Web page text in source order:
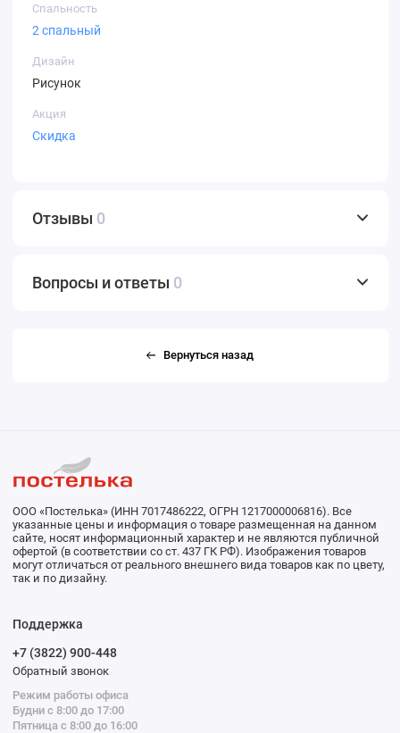
Спальность
2 спальный
Дизайн
Рисунок
Акция
Скидка
Отзывы 0
Вопросы и ответы 0
Вернуться назад
ООО «Постелька» (ИНН 7017486222, ОГРН 1217000006816). Все
указанные цены и информация о товаре размещенная на данном
сайте, носят информационный характер и не являются публичной
офертой (в соответствии со ст. 437 ГК РФ). Изображения товаров
могут отличаться от реального внешнего вида товаров как по цвету,
так и по дизайну.
Поддержка
+7 (3822) 900-448
Обратный звонок
Режим работы офиса
Будни с 8:00 до 17:00
Пятница с 8:00 до 16:00